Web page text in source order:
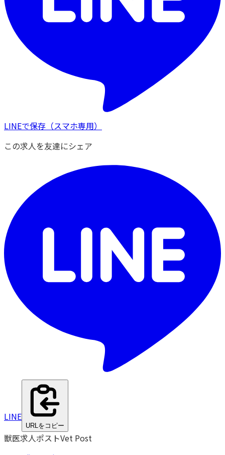
LINEで保存 （スマホ専用）
この求人を友達にシェア
LINE
URLをコピー
獣医求人ポストVet Post